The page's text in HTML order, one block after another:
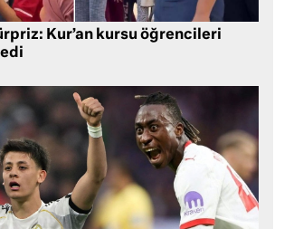
Kur’an kursu öğrencileri